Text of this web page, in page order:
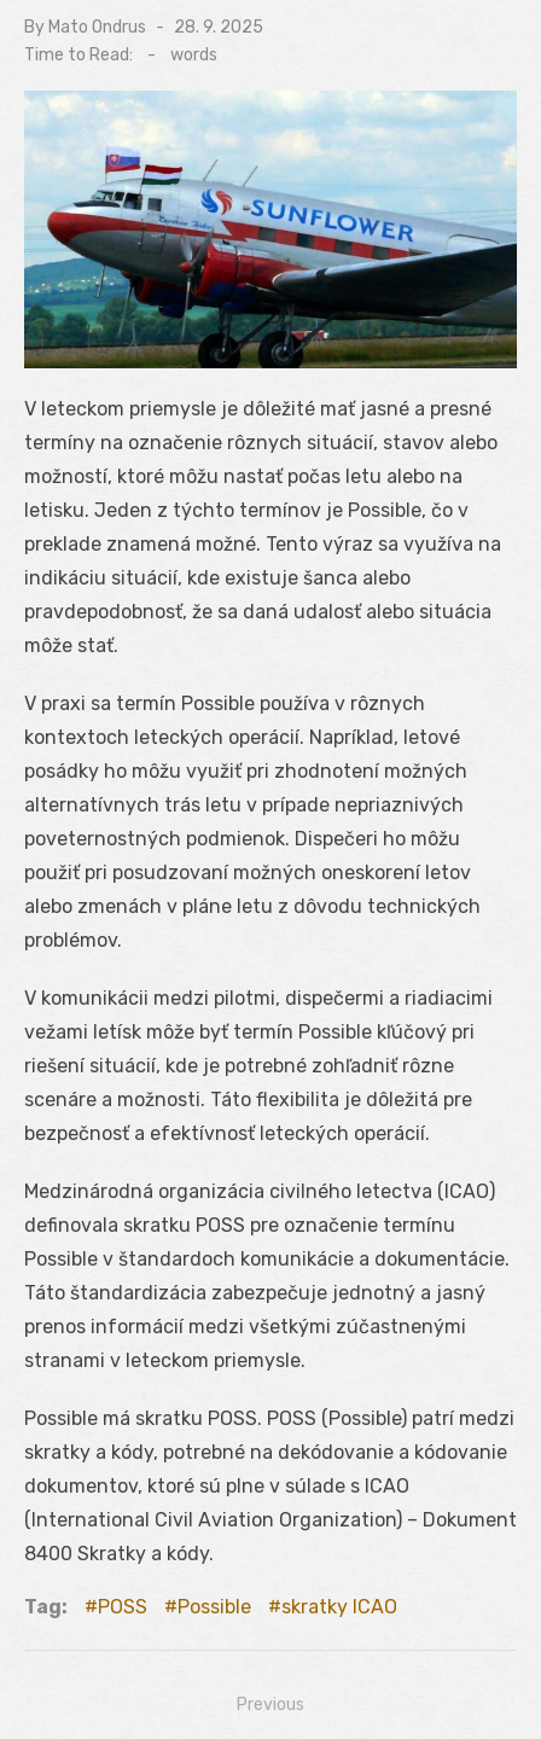
By Mato Ondrus
Posted
on
28. 9. 2025
Time to Read:
- words
V leteckom priemysle je dôležité mať jasné a presné
termíny na označenie rôznych situácií, stavov alebo
možností, ktoré môžu nastať počas letu alebo na
letisku. Jeden z týchto termínov je Possible, čo v
preklade znamená možné. Tento výraz sa využíva na
indikáciu situácií, kde existuje šanca alebo
pravdepodobnosť, že sa daná udalosť alebo situácia
môže stať.
V praxi sa termín Possible používa v rôznych
kontextoch leteckých operácií. Napríklad, letové
posádky ho môžu využiť pri zhodnotení možných
alternatívnych trás letu v prípade nepriaznivých
poveternostných podmienok. Dispečeri ho môžu
použiť pri posudzovaní možných oneskorení letov
alebo zmenách v pláne letu z dôvodu technických
problémov.
V komunikácii medzi pilotmi, dispečermi a riadiacimi
vežami letísk môže byť termín Possible kľúčový pri
riešení situácií, kde je potrebné zohľadniť rôzne
scenáre a možnosti. Táto flexibilita je dôležitá pre
bezpečnosť a efektívnosť leteckých operácií.
Medzinárodná organizácia civilného letectva (ICAO)
definovala skratku POSS pre označenie termínu
Possible v štandardoch komunikácie a dokumentácie.
Táto štandardizácia zabezpečuje jednotný a jasný
prenos informácií medzi všetkými zúčastnenými
stranami v leteckom priemysle.
Possible má skratku POSS. POSS (Possible) patrí medzi
skratky a kódy, potrebné na dekódovanie a kódovanie
dokumentov, ktoré sú plne v súlade s ICAO
(International Civil Aviation Organization) – Dokument
8400 Skratky a kódy.
Tag: POSS Possible skratky ICAO
Previous